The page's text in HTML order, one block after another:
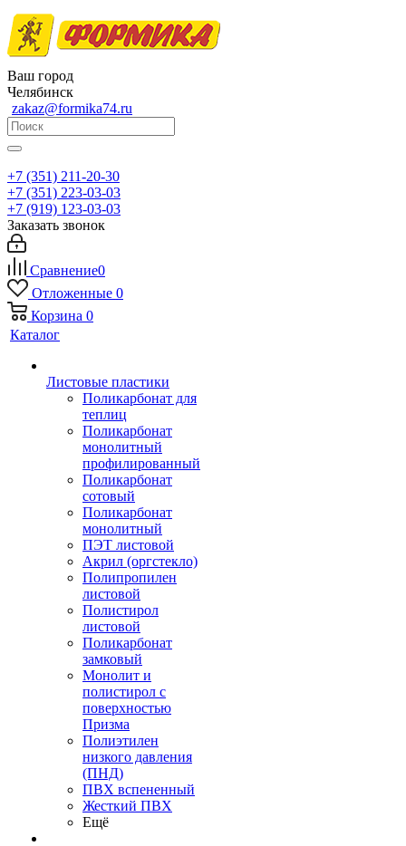
Ваш город
Челябинск
zakaz@formika74.ru
+7 (351) 211-20-30
+7 (351) 223-03-03
+7 (919) 123-03-03
Заказать звонок
Сравнение0
Отложенные 0
Корзина 0
Каталог
Листовые пластики
Поликарбонат для
теплиц
Поликарбонат
монолитный
профилированный
Поликарбонат
сотовый
Поликарбонат
монолитный
ПЭТ листовой
Акрил (оргстекло)
Полипропилен
листовой
Полистирол
листовой
Поликарбонат
замковый
Монолит и
полистирол с
поверхностью
Призма
Полиэтилен
низкого давления
(ПНД)
ПВХ вспененный
Жесткий ПВХ
Ещё